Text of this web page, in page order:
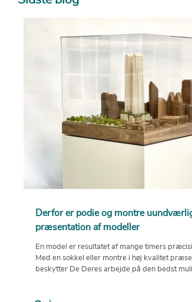
Derfor er podie og montre
præsentation af modeller
En model er resultatet af mange timers
Med en sokkel eller montre i høj kvalitet
beskytter De Deres arbejde på den bedst